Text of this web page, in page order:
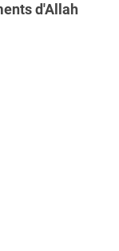
d'Allah